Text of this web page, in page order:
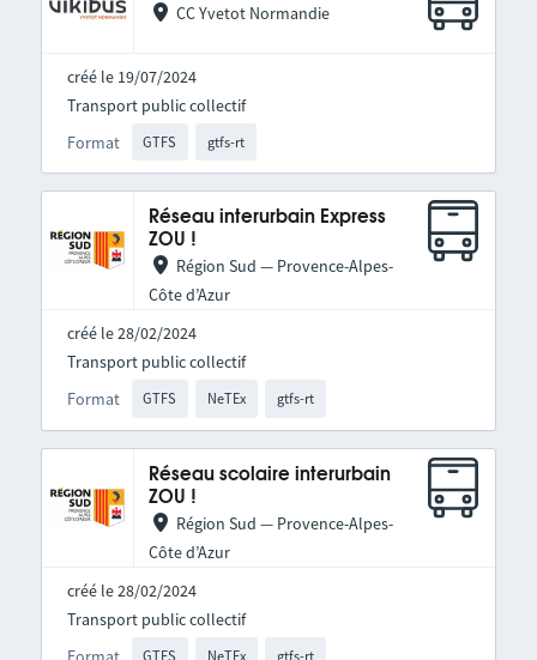
CC Yvetot Normandie
créé le 19/07/2024
Format GTFS gtfs-rt
Transport public collectif
Réseau interurbain Express
ZOU !
Région Sud — Provence-Alpes-
Côte d’Azur
créé le 28/02/2024
Format GTFS NeTEx gtfs-rt
Transport public collectif
Réseau scolaire interurbain
ZOU !
Région Sud — Provence-Alpes-
Côte d’Azur
créé le 28/02/2024
GTFS NeTEx gtfs-rt
Transport public collectif